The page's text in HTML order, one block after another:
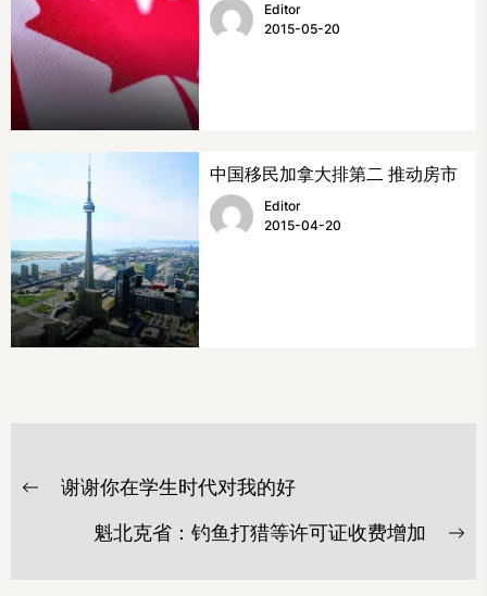
Editor
2015-05-20
中国移民加拿大排第二 推动房市
Editor
2015-04-20
文
章Previous
谢谢你在学生时代对我的好
魁北克省：钓鱼打猎等许可证收费增加